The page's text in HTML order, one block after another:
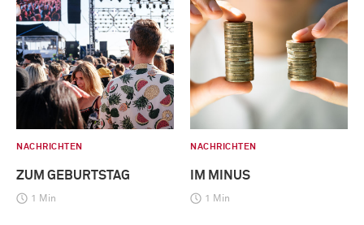
NACHRICHTEN
ZUM GEBURTSTAG
1 Min
NACHRICHTEN
IM MINUS
1 Min